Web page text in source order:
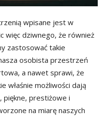
wpisane jest w
więc dziwnego, że również
zastosować takie
osobista przestrzeń
a nawet sprawi, że
właśnie możliwości dają
piękne, prestiżowe i
na miarę naszych